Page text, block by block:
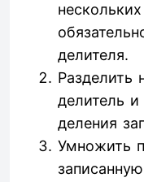
делителя.
Разделить
делитель и
деления
Умножить